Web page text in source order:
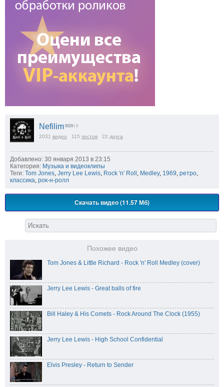
Nefilim 6529 | 0
2031 видео 115 постов 22 друга
Добавлено: 30 января 2013 в 23:15
Категория: Музыка и видеоклипы
Теги: Tom Jones Jerry Lee Lewis Rock 'n' Roll Medley, 1969 ретро
классика рок-н-ролл
Скачать видео (11.57 Мб)
Похожее видео
Tom Jones & Little Richard - Rock 'n' Roll Medley (cover)
Jerry Lee Lewis - Great balls of fire
Bill Haley & His Comets - Rock Around The Clock (1955)
Jerry Lee Lewis - High School Confidential
Elvis Presley - Return to Sender